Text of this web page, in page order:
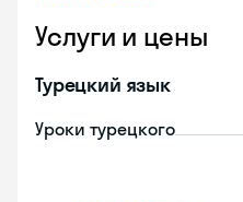
Услуги и цены
Турецкий язык
Уроки турецкого